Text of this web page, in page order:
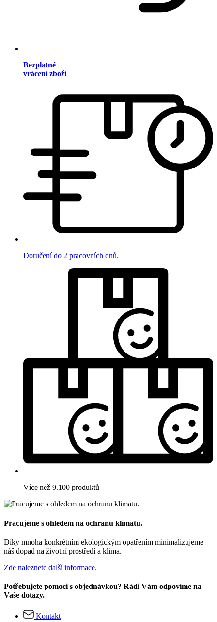
Bezplatné
vrácení zboží
Doručení do 2 pracovních dnů.
Více než 9.100 produktů
Pracujeme s ohledem na ochranu klimatu.
Díky mnoha konkrétním ekologickým opatřením minimalizujeme
náš dopad na životní prostředí a klima.
Zde naleznete další informace.
Potřebujete pomoci s objednávkou? Rádi Vám odpovíme na
Vaše dotazy.
Kontakt